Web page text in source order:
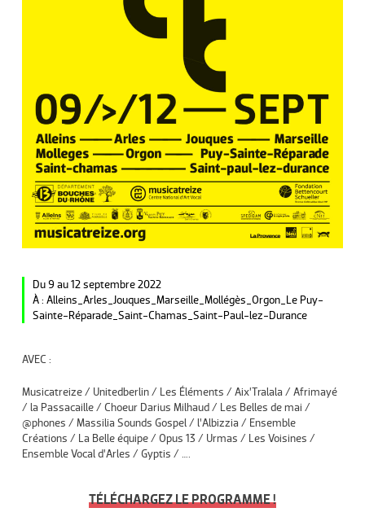
Du 9 au 12 septembre 2022
À : Alleins_Arles_Jouques_Marseille_Mollégès_Orgon_Le Puy-
Sainte-Réparade_Saint-Chamas_Saint-Paul-lez-Durance
AVEC :
Musicatreize / Unitedberlin / Les Éléments / Aix’Tralala / Afrimayé
/ la Passacaille / Choeur Darius Milhaud / Les Belles de mai /
@phones / Massilia Sounds Gospel / l’Albizzia / Ensemble
Créations / La Belle équipe / Opus 13 / Urmas / Les Voisines /
Ensemble Vocal d’Arles / Gyptis / ….
TÉLÉCHARGEZ LE PROGRAMME !